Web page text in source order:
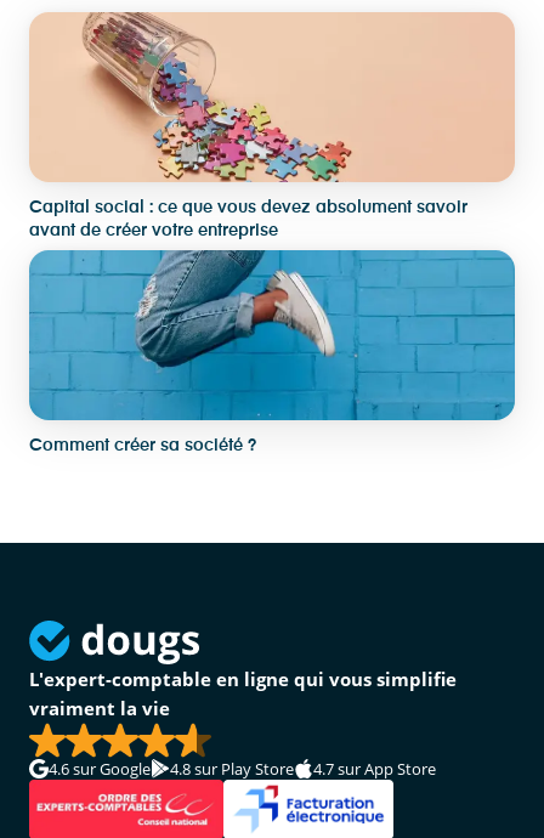
Capital social : ce que vous devez absolument savoir
avant de créer votre entreprise
Comment créer sa société ?
L'expert-comptable en ligne qui vous simplifie
vraiment la vie
4.6sur Google 4.8sur Play Store 4.7sur App Store